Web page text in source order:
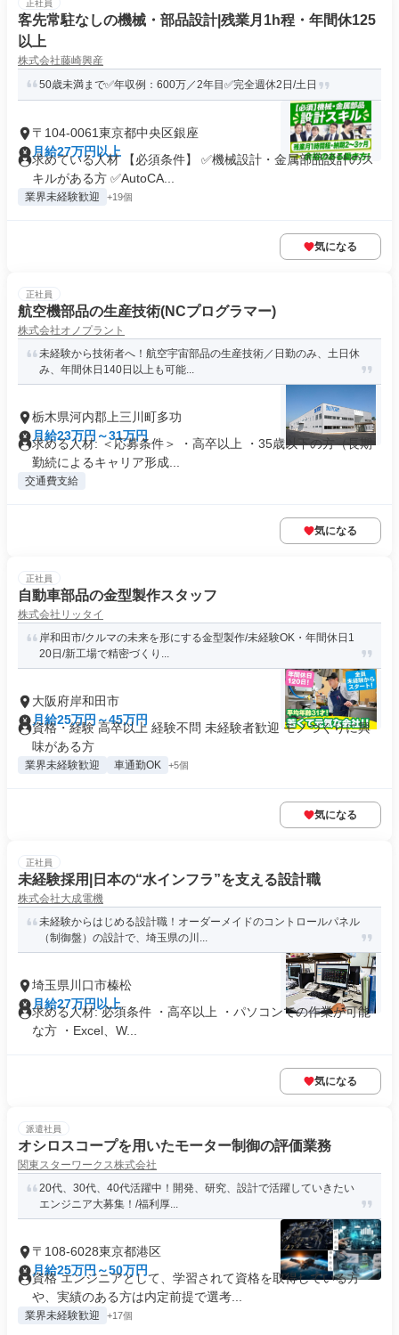
正社員
客先常駐なしの機械・部品設計|残業月1h程・年間休125
以上
株式会社藤崎興産
50歳未満まで✅年収例：600万／2年目✅完全週休2日/土日
〒104-0061東京都中央区銀座
月給27万円以上
求めている人材 【必須条件】 ✅機械設計・金属部品設計のス
キルがある方 ✅AutoCA...
業界未経験歓迎 +19個
気になる
正社員
航空機部品の生産技術(NCプログラマー)
株式会社オノプラント
未経験から技術者へ！航空宇宙部品の生産技術／日勤のみ、土日休
み、年間休日140日以上も可能...
栃木県河内郡上三川町多功
月給23万円～31万円
求める人材: ＜応募条件＞ ・高卒以上 ・35歳以下の方（長期
勤続によるキャリア形成...
交通費支給
気になる
正社員
自動車部品の金型製作スタッフ
株式会社リッタイ
岸和田市/クルマの未来を形にする金型製作/未経験OK・年間休日1
20日/新工場で精密づくり...
大阪府岸和田市
月給25万円～45万円
資格・経験 高卒以上 経験不問 未経験者歓迎 モノづくりに興
味がある方
業界未経験歓迎 車通勤OK +5個
気になる
正社員
未経験採用|日本の“水インフラ”を支える設計職
株式会社大成電機
未経験からはじめる設計職！オーダーメイドのコントロールパネル
（制御盤）の設計で、埼玉県の川...
埼玉県川口市榛松
月給27万円以上
求める人材: 必須条件 ・高卒以上 ・パソコンでの作業が可能
な方 ・Excel、W...
気になる
派遣社員
オシロスコープを用いたモーター制御の評価業務
関東スターワークス株式会社
20代、30代、40代活躍中！開発、研究、設計で活躍していきたい
エンジニア大募集！/福利厚...
〒108-6028東京都港区
月給25万円～50万円
資格 エンジニアとして、学習されて資格を取得している方
や、実績のある方は内定前提で選考...
業界未経験歓迎 +17個